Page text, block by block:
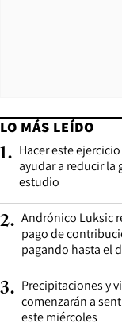
LO MÁS LEÍDO
1. Hacer este
ayudar a reducir la
estudio
2. Andrónico Luksic
pago de
pagando hasta el
3. Precipitaciones y
comenzarán a
este miércoles